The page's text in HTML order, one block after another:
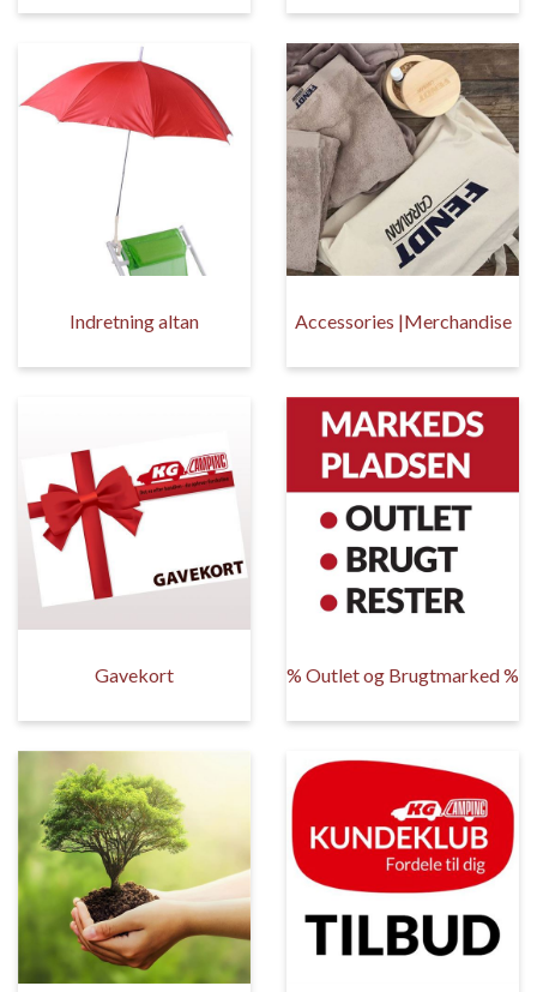
Indretning altan Accessories |Merchandise
Gavekort % Outlet og Brugtmarked %